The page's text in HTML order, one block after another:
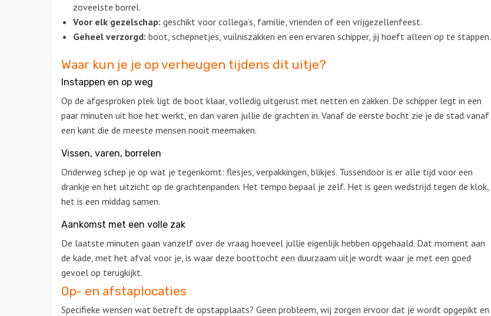
zoveelste borrel.
Voor elk gezelschap: geschikt voor collega’s, familie, vrienden of een vrijgezellenfeest.
Geheel verzorgd: boot, schepnetjes, vuilniszakken en een ervaren schipper, jij hoeft alleen op te stappen.
Waar kun je je op verheugen tijdens dit uitje?
Instappen en op weg
Op de afgesproken plek ligt de boot klaar, volledig uitgerust met netten en zakken. De schipper legt in een
paar minuten uit hoe het werkt, en dan varen jullie de grachten in. Vanaf de eerste bocht zie je de stad vanaf
een kant die de meeste mensen nooit meemaken.
Vissen, varen, borrelen
Onderweg schep je op wat je tegenkomt: flesjes, verpakkingen, blikjes. Tussendoor is er alle tijd voor een
drankje en het uitzicht op de grachtenpanden. Het tempo bepaal je zelf. Het is geen wedstrijd tegen de klok,
het is een middag samen.
Aankomst met een volle zak
De laatste minuten gaan vanzelf over de vraag hoeveel jullie eigenlijk hebben opgehaald. Dat moment aan
de kade, met het afval voor je, is waar deze boottocht een duurzaam uitje wordt waar je met een goed
gevoel op terugkijkt.
Op- en afstaplocaties
Specifieke wensen wat betreft de opstapplaats? Geen probleem, wij zorgen ervoor dat je wordt opgepikt en